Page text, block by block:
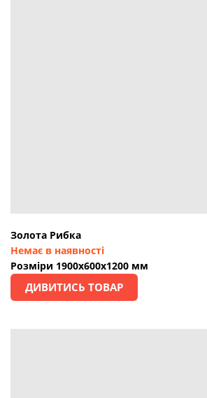
Золота Рибка
Немає в наявності
Розміри 1900х600х1200 мм
ДИВИТИСЬ ТОВАР